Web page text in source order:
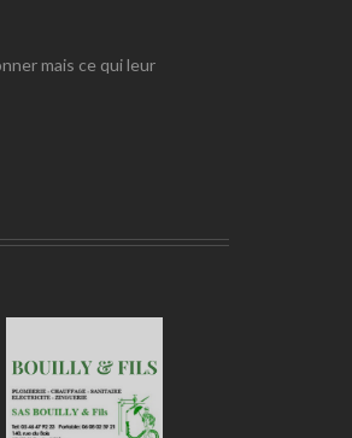
mais ce qui leur